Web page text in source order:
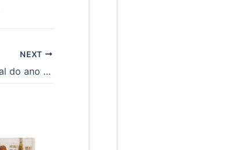
NEXT
Saiba como recuperar crédito no final do ano com o Serasa Limpa Nome!